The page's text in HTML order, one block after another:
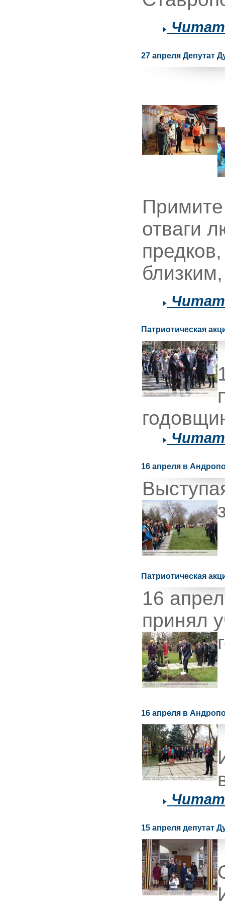
27 апреля Депутат
отваги
Патриотическая
16 апреля в
Патриотическая
16
принял
16 апреля в
15 апреля депутат